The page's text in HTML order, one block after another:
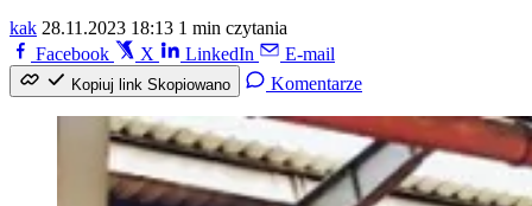
kak 28.11.2023 18:13 1 min czytania
Facebook
X LinkedIn E-mail
Kopiuj link Skopiowano Komentarze